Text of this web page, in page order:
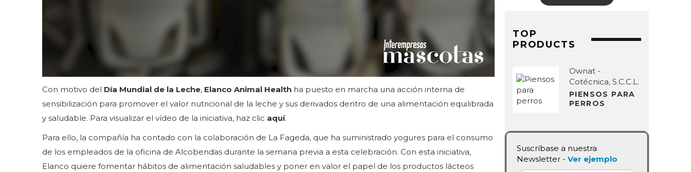
Con motivo del Día Mundial de la Leche, Elanco Animal Health ha puesto en marcha una acción interna de
sensibilización para promover el valor nutricional de la leche y sus derivados dentro de una alimentación equilibrada
y saludable. Para visualizar el vídeo de la iniciativa, haz clic aquí.
Para ello, la compañía ha contado con la colaboración de La Fageda, que ha suministrado yogures para el consumo
de los empleados de la oficina de Alcobendas durante la semana previa a esta celebración. Con esta iniciativa,
Elanco quiere fomentar hábitos de alimentación saludables y poner en valor el papel de los productos lácteos
TOP
PRODUCTS
Ownat -
Cotécnica, S.C.C.L.
PIENSOS PARA
PERROS
Suscríbase a nuestra
Newsletter - Ver ejemplo